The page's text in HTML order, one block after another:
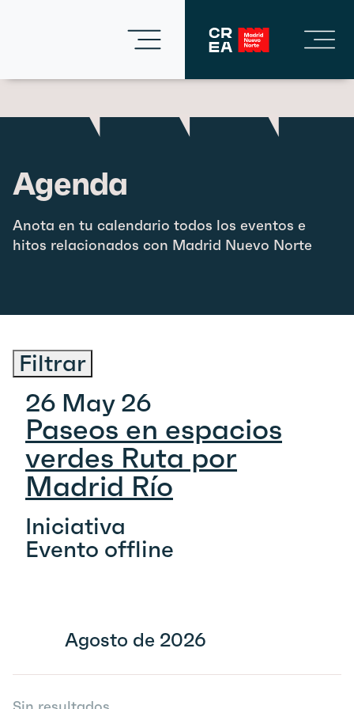
Agenda
Anota en tu calendario todos los eventos e
hitos relacionados con Madrid Nuevo Norte
Filtrar
26 May 26
Paseos en espacios
verdes Ruta por
Madrid Río
Iniciativa
Evento offline
Agosto de 2026